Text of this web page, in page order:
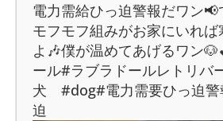
電力需給ひっ迫警報だワン📢
モフモフ組みがお家にいれ
よ🎶僕が温めてあげるワン
ール#ラブラドールレトリ
犬 #dog#電力需要ひっ迫警
迫